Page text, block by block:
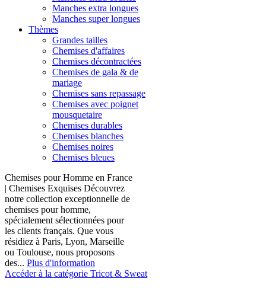
Manches extra longues
Manches super longues
Thèmes
Grandes tailles
Chemises d'affaires
Chemises décontractées
Chemises de gala & de
mariage
Chemises sans repassage
Chemises avec poignet
mousquetaire
Chemises durables
Chemises blanches
Chemises noires
Chemises bleues
Chemises pour Homme en France
| Chemises Exquises Découvrez
notre collection exceptionnelle de
chemises pour homme,
spécialement sélectionnées pour
les clients français. Que vous
résidiez à Paris, Lyon, Marseille
ou Toulouse, nous proposons
des... Plus d'information
Accéder à la catégorie Tricot & Sweat